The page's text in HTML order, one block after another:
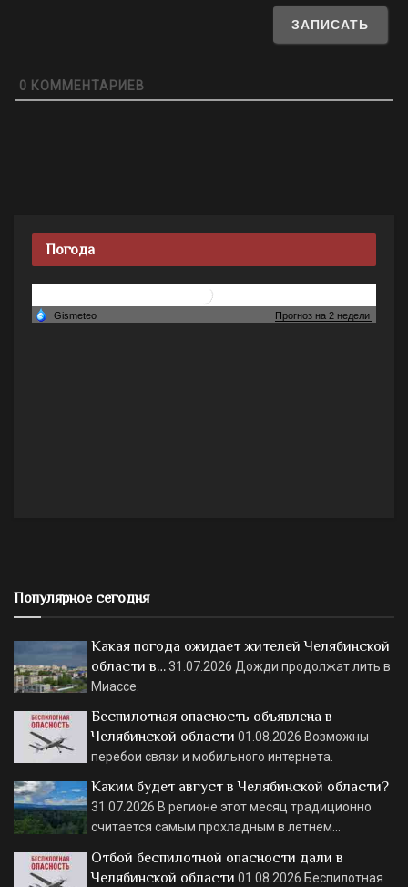
0 КОММЕНТАРИЕВ
Погода
Популярное сегодня
Какая погода ожидает жителей Челябинской
области в…31.07.2026 Дожди продолжат лить в
Миассе.
Беспилотная опасность объявлена в
Челябинской области 01.08.2026 Возможны
перебои связи и мобильного интернета.
Каким будет август в Челябинской области?
31.07.2026 В регионе этот месяц традиционно
считается самым прохладным в летнем…
Отбой беспилотной опасности дали в
Челябинской области 01.08.2026 Беспилотная